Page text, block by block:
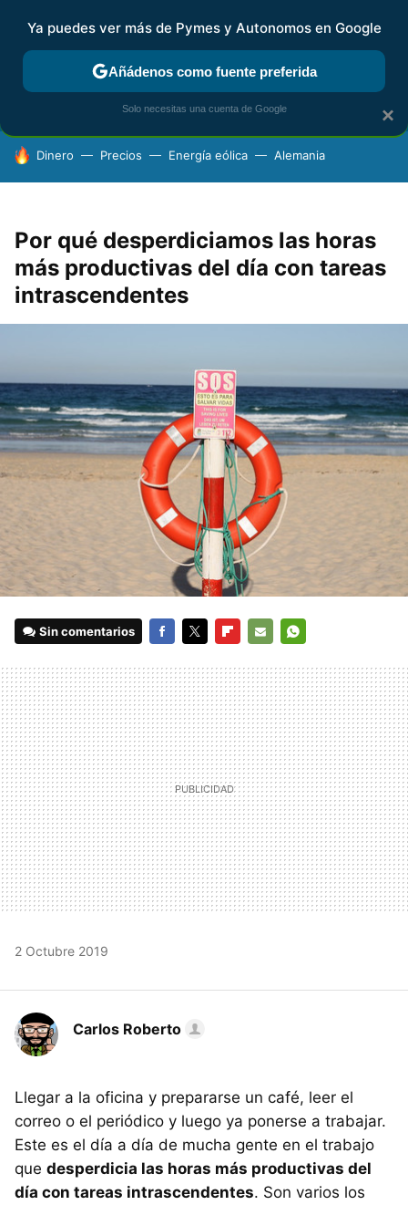
FISCALIDAD Y CONTABILIDAD KIT DIGITAL RENTA
HOY SE HABLA DE
Dinero Precios Energía eólica Alemania
Por qué desperdiciamos las horas
más productivas del día con tareas
intrascendentes
Sin comentarios
MAIL
2 Octubre 2019
Carlos Roberto
Llegar a la oficina y prepararse un café, leer el
correo o el periódico y luego ya ponerse a trabajar.
Este es el día a día de mucha gente en el trabajo
que desperdicia las horas más productivas del
día con tareas intrascendentes. Son varios los
×
Ya puedes ver más de Pymes y Autonomos en Google
Añádenos como fuente preferida
Solo necesitas una cuenta de Google